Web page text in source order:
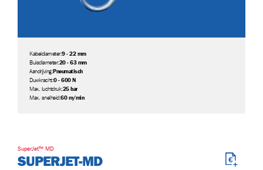
Kabeldiameter:9 - 22 mm
Buisdiameter:20 - 63 mm
Aandrijving:Pneumatisch
Duwkracht:0 - 600 N
Max. luchtdruk:25 bar
Max. snelheid:60 m/min
SuperJet™ MD
SUPERJET-MD